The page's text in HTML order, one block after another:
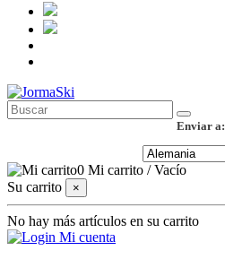
Enviar a:
0 Mi carrito /Vacío
Su carrito
×
No hay más artículos en su carrito
Mi cuenta